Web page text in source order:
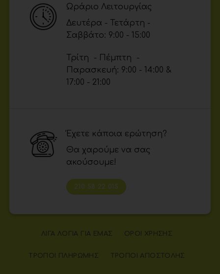
Ωράριο Λειτουργίας
Δευτέρα - Τετάρτη -
Σαββάτο: 9:00 - 15:00
Τρίτη - Πέμπτη -
Παρασκευή: 9:00 - 14:00 &
17:00 - 21:00
Έχετε κάποια ερώτηση?
Θα χαρούμε να σας
ακούσουμε!
210 58 22 015
ΛΊΓΑ ΛΌΓΙΑ ΓΙΑ ΕΜΆΣ ΌΡΟΙ ΧΡΉΣΗΣ
ΤΡΌΠΟΙ ΠΛΗΡΩΜΉΣ ΤΡΌΠΟΙ ΑΠΟΣΤΟΛΉΣ